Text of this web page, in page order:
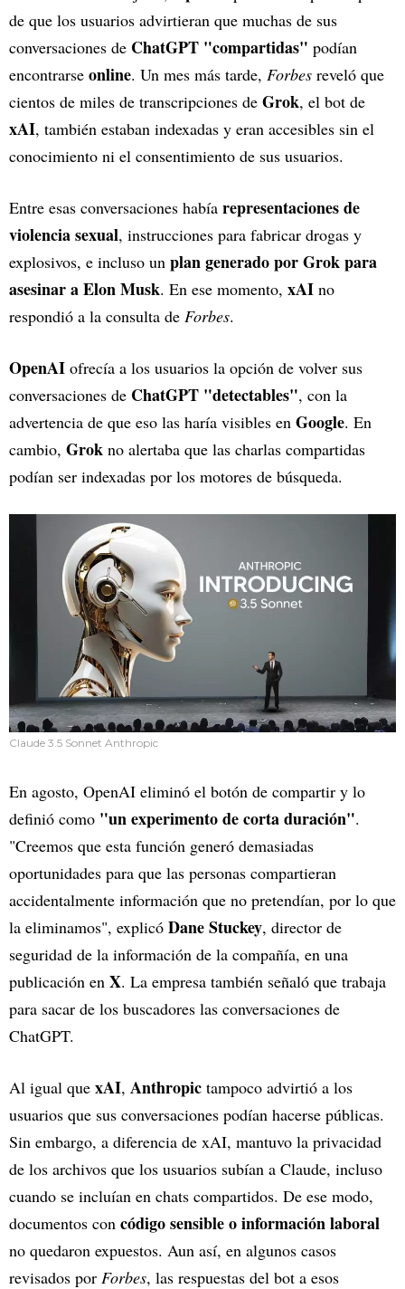
de que los usuarios advirtieran que muchas de sus
conversaciones de ChatGPT "compartidas" podían
encontrarse online. Un mes más tarde, Forbes reveló que
cientos de miles de transcripciones de Grok, el bot de
xAI, también estaban indexadas y eran accesibles sin el
conocimiento ni el consentimiento de sus usuarios.
Entre esas conversaciones había representaciones de
violencia sexual, instrucciones para fabricar drogas y
explosivos, e incluso un plan generado por Grok para
asesinar a Elon Musk. En ese momento, xAI no
respondió a la consulta de Forbes.
OpenAI ofrecía a los usuarios la opción de volver sus
conversaciones de ChatGPT "detectables", con la
advertencia de que eso las haría visibles en Google. En
cambio, Grok no alertaba que las charlas compartidas
podían ser indexadas por los motores de búsqueda.
Claude 3.5 Sonnet Anthropic
En agosto, OpenAI eliminó el botón de compartir y lo
definió como "un experimento de corta duración".
"Creemos que esta función generó demasiadas
oportunidades para que las personas compartieran
accidentalmente información que no pretendían, por lo que
la eliminamos", explicó Dane Stuckey, director de
seguridad de la información de la compañía, en una
publicación en X. La empresa también señaló que trabaja
para sacar de los buscadores las conversaciones de
ChatGPT.
Al igual que xAI, Anthropic tampoco advirtió a los
usuarios que sus conversaciones podían hacerse públicas.
Sin embargo, a diferencia de xAI, mantuvo la privacidad
de los archivos que los usuarios subían a Claude, incluso
cuando se incluían en chats compartidos. De ese modo,
documentos con código sensible o información laboral
no quedaron expuestos. Aun así, en algunos casos
revisados por Forbes, las respuestas del bot a esos